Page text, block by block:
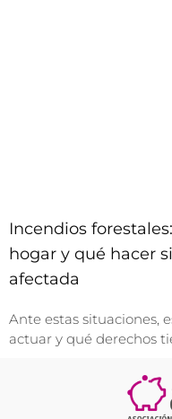
Incendios
hogar y qué hacer
afectada
Ante estas situaciones,
actuar y qué derechos